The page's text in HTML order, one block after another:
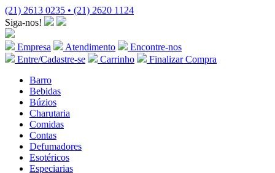
(21) 2613 0235 • (21) 2620 1124
Siga-nos!
Empresa Atendimento
Encontre-nos
Entre/Cadastre-se
Carrinho
Finalizar Compra
Barro
Bebidas
Búzios
Charutaria
Comidas
Contas
Defumadores
Esotéricos
Especiarias